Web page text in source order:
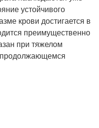
устойчивого
крови достигается в
преимущественно
при тяжелом